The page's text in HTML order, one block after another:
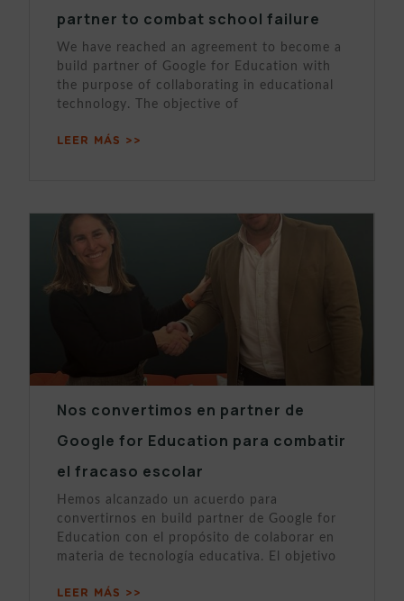
partner to combat school failure
We have reached an agreement to become a
build partner of Google for Education with
the purpose of collaborating in educational
technology. The objective of
LEER MÁS >>
Nos convertimos en partner de
Google for Education para combatir
el fracaso escolar
Hemos alcanzado un acuerdo para
convertirnos en build partner de Google for
Education con el propósito de colaborar en
materia de tecnología educativa. El objetivo
LEER MÁS >>